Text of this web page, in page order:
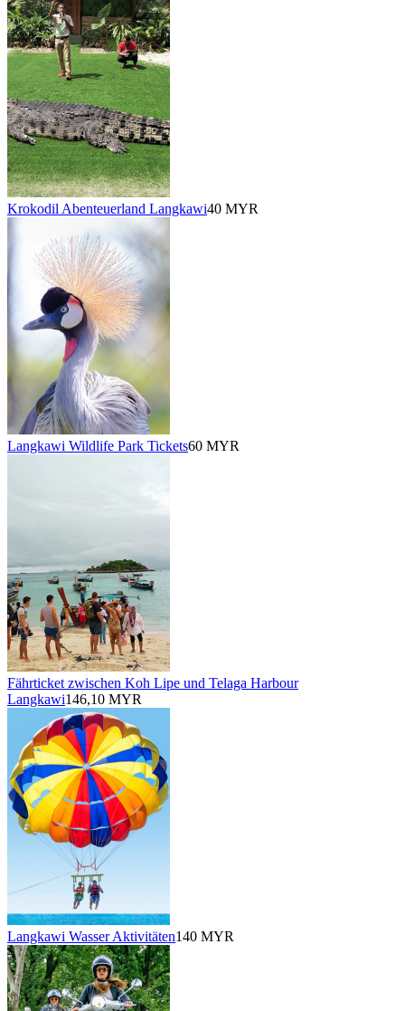
Krokodil Abenteuerland Langkawi40 MYR
Langkawi Wildlife Park Tickets60 MYR
Fährticket zwischen Koh Lipe und Telaga Harbour
Langkawi146,10 MYR
Langkawi Wasser Aktivitäten140 MYR